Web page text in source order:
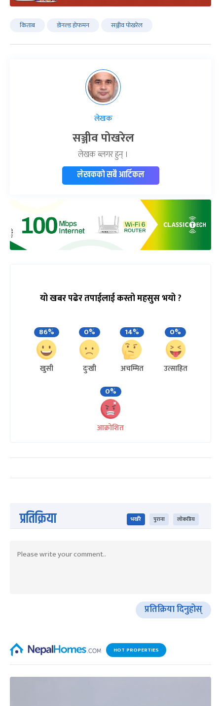
किताब डोनल्ड होफमन सञ्जीव पोखरेल
लेखक
सञ्जीव पोखरेल
लेखक ब्लगर हुन् ।
लेखकको सबै आर्टिकल
यो खबर पढेर तपाईलाई कस्तो महसुस भयो ?
86%
खुसी
0%
दुःखी
14%
अचम्मित
0%
उत्साहित
0%
आक्रोशित
प्रतिक्रिया भर्खरै पुराना लोकप्रिय
प्रतिक्रिया दिनुहोस्
HOT PROPERTIES